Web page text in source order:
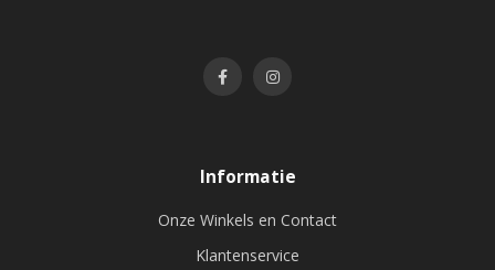
Informatie
Onze Winkels en Contact
Klantenservice